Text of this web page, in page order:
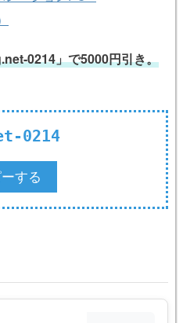
0214」で5000円引き。
0214
する